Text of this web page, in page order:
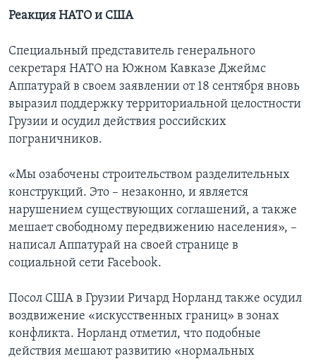
Реакция НАТО и США
Специальный представитель генерального
секретаря НАТО на Южном Кавказе Джеймс
Аппатурай в своем заявлении от 18 сентября вновь
выразил поддержку территориальной целостности
Грузии и осудил действия российских
пограничников.
«Мы озабочены строительством разделительных
конструкций. Это – незаконно, и является
нарушением существующих соглашений, а также
мешает свободному передвижению населения», –
написал Аппатурай на своей странице в
социальной сети Facebook.
Посол США в Грузии Ричард Норланд также осудил
воздвижение «искусственных границ» в зонах
конфликта. Норланд отметил, что подобные
действия мешают развитию «нормальных